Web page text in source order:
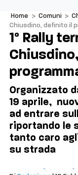
Home > Comuni >
Chiusdino, definito il
1° Rally
Organizzato
19 aprile,
ad entrare
riportando le
tanto caro
su strada